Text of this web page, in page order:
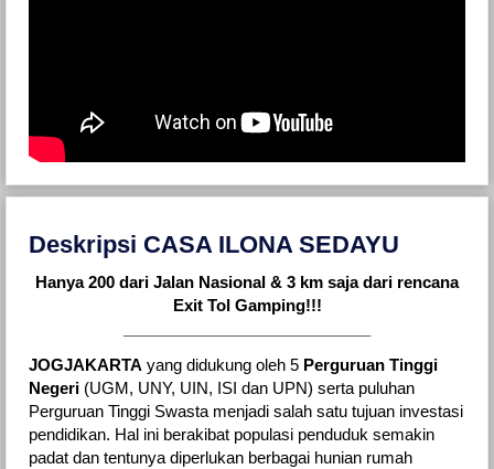
Deskripsi CASA ILONA SEDAYU
Hanya 200 dari Jalan Nasional & 3 km saja dari rencana
Exit Tol Gamping!!!
JOGJAKARTA yang didukung oleh 5 Perguruan Tinggi
Negeri (UGM, UNY, UIN, ISI dan UPN) serta puluhan
Perguruan Tinggi Swasta menjadi salah satu tujuan investasi
pendidikan. Hal ini berakibat populasi penduduk semakin
padat dan tentunya diperlukan berbagai hunian rumah